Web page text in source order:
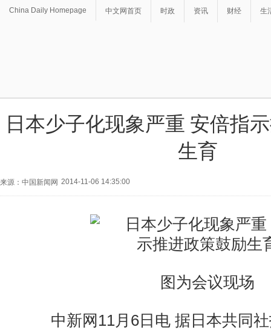
China Daily Homepage 中文网首页 时政 资讯 财经 生
日本少子化现象严重 安倍指
生育
来源：中国新闻网 2014-11-06 14:35:00
图为会议现场
中新网11月6日电 据日本共同社